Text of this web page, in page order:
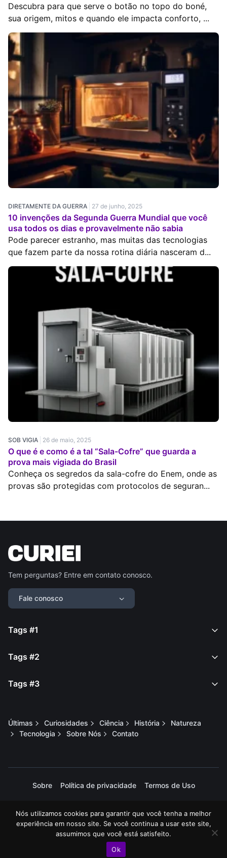
Descubra para que serve o botão no topo do boné,
sua origem, mitos e quando ele impacta conforto, ...
DIRETAMENTE DA GUERRA 27 de junho, 2025
10 invenções da Segunda Guerra Mundial que você
usa todos os dias e provavelmente não sabia
Pode parecer estranho, mas muitas das tecnologias
que fazem parte da nossa rotina diária nasceram d...
SOB VIGIA 26 de maio, 2025
O que é e como é a tal “Sala-Cofre” que guarda a
prova mais vigiada do Brasil
Conheça os segredos da sala-cofre do Enem, onde as
provas são protegidas com protocolos de seguran...
Tem perguntas? Entre em contato conosco.
Fale conosco
Tags #1
Tags #2
Tags #3
Últimas Curiosidades Ciência História
Natureza
Tecnologia
Sobre Nós Contato
Sobre Política de privacidade Termos de Uso
2025 © Todos os direitos reservados. Curiei.
Nós utilizamos cookies para garantir que você tenha a melhor
experiência em nosso site. Se você continua a usar este site,
assumimos que você está satisfeito.
Ok